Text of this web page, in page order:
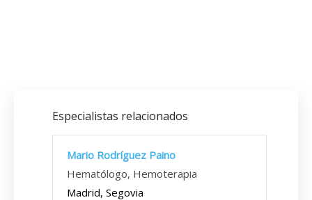
Especialistas relacionados
Mario Rodríguez Paino
Hematólogo, Hemoterapia
Madrid, Segovia